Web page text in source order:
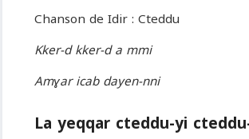
Chanson de Idir : Cteddu
Kker-d kker-d a mmi
Amɣar icab dayen-nni
La yeqqar cteddu-yi